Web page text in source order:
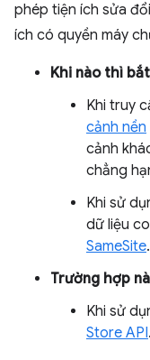
phép tiện ích sửa
ích có quyền máy
Khi nào thì
Khi truy
cảnh nền
cảnh
chẳng
Khi sử
dữ liệu
SameSite.
Trường hợp
Khi sử
Store API.